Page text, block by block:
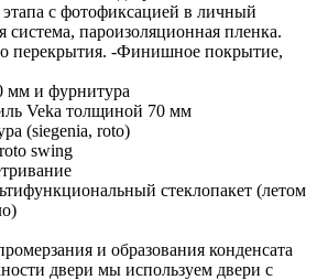
этапа с фотофиксацией в личный
система, пароизоляционная пленка.
перекрытия. -Финишное покрытие,
и фурнитура
Veka толщиной 70 мм
(siegenia, roto)
swing
стеклопакет (летом
и образования конденсата
двери мы используем двери с